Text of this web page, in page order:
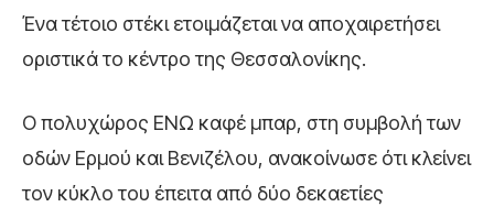
Ένα τέτοιο στέκι ετοιμάζεται να αποχαιρετήσει
οριστικά το κέντρο της Θεσσαλονίκης.
Ο πολυχώρος ΕΝΩ καφέ μπαρ, στη συμβολή των
οδών Ερμού και Βενιζέλου, ανακοίνωσε ότι κλείνει
τον κύκλο του έπειτα από δύο δεκαετίες